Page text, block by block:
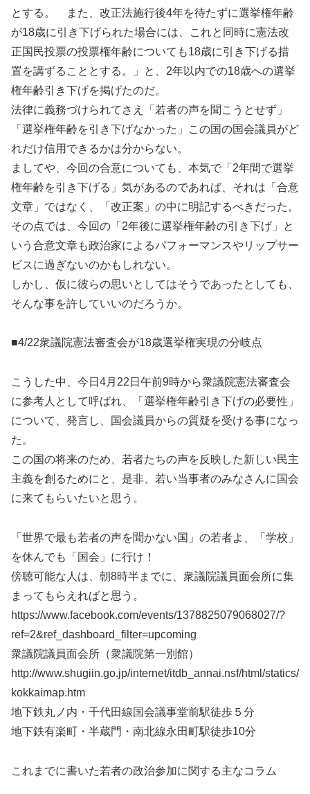
とする。 また、改正法施行後4年を待たずに選挙権年齢
が18歳に引き下げられた場合には、これと同時に憲法改
正国民投票の投票権年齢についても18歳に引き下げる措
置を講ずることとする。」と、2年以内での18歳への選挙
権年齢引き下げを掲げたのだ。
法律に義務づけられてさえ「若者の声を聞こうとせず」
「選挙権年齢を引き下げなかった」この国の国会議員がど
れだけ信用できるかは分からない。
ましてや、今回の合意についても、本気で「2年間で選挙
権年齢を引き下げる」気があるのであれば、それは「合意
文章」ではなく、「改正案」の中に明記するべきだった。
その点では、今回の「2年後に選挙権年齢の引き下げ」と
いう合意文章も政治家によるパフォーマンスやリップサー
ビスに過ぎないのかもしれない。
しかし、仮に彼らの思いとしてはそうであったとしても、
そんな事を許していいのだろうか。
■4/22衆議院憲法審査会が18歳選挙権実現の分岐点
こうした中、今日4月22日午前9時から衆議院憲法審査会
に参考人として呼ばれ、「選挙権年齢引き下げの必要性」
について、発言し、国会議員からの質疑を受ける事になっ
た。
この国の将来のため、若者たちの声を反映した新しい民主
主義を創るためにと、是非、若い当事者のみなさんに国会
に来てもらいたいと思う。
「世界で最も若者の声を聞かない国」の若者よ、「学校」
を休んでも「国会」に行け！
傍聴可能な人は、朝8時半までに、衆議院議員面会所に集
まってもらえればと思う。
https://www.facebook.com/events/1378825079068027/?
ref=2&ref_dashboard_filter=upcoming
衆議院議員面会所（衆議院第一別館）
http://www.shugiin.go.jp/internet/itdb_annai.nsf/html/statics/
kokkaimap.htm
地下鉄丸ノ内・千代田線国会議事堂前駅徒歩５分
地下鉄有楽町・半蔵門・南北線永田町駅徒歩10分
これまでに書いた若者の政治参加に関する主なコラム